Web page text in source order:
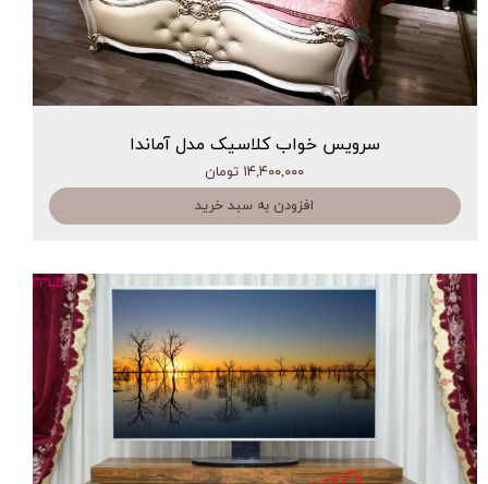
سرویس خواب کلاسیک مدل آماندا
۱۴,۴۰۰,۰۰۰ تومان
افزودن به سبد خرید